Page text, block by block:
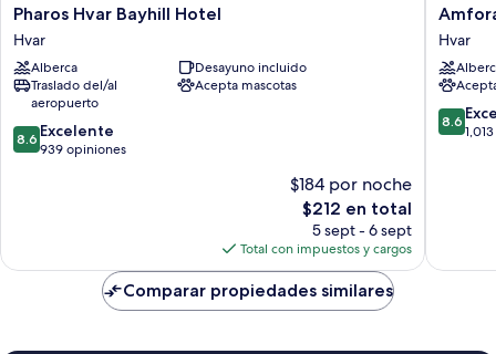
Pharos
Hvar
Bayhill
Hotel
Hvar
Pharos Hvar Bayhill Hotel
Hvar
Alberca
Desayuno incluido
Traslado del/al
aeropuerto
Acepta mascotas
8.6
de
8.6 Excelente
939 opiniones
$184 por noche
El
precio
actual
es
de
$212
$212 en total
5 sept - 6 sept
Total con impuestos y cargos
Amfora
Hvar
Grand
Beach
Resort
Hvar
Hvar
8.6
de
8.6
Comparar propiedades similares